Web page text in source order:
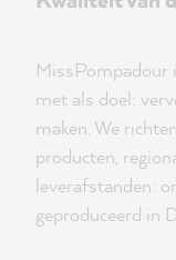
MissPompadour
met als doel:
maken. We
producten,
leverafstanden:
geproduceerd in